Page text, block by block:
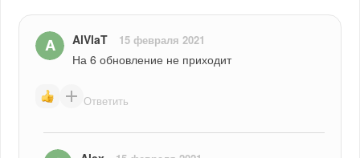
AlVlaT 15 февраля 2021
На 6 обновление не приходит
Ответить